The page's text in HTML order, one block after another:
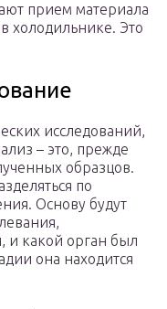
прием материала
холодильнике. Это
исследований,
– это, прежде
образцов.
по
Основу будут
и какой орган был
она находится